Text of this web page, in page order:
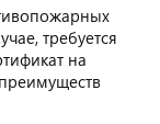
требуется
на